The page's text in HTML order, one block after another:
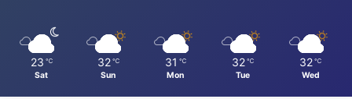
23 ℃
Sat
32 ℃
Sun
31 ℃
Mon
32 ℃
Tue
32 ℃
Wed